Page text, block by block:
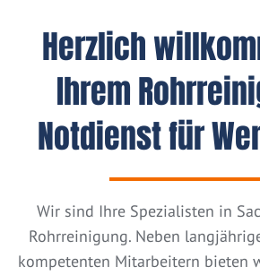
Herzlich
Ihrem
Notdienst für
Wir sind Ihre Spezialisten in
Rohrreinigung. Neben
kompetenten Mitarbeitern bieten